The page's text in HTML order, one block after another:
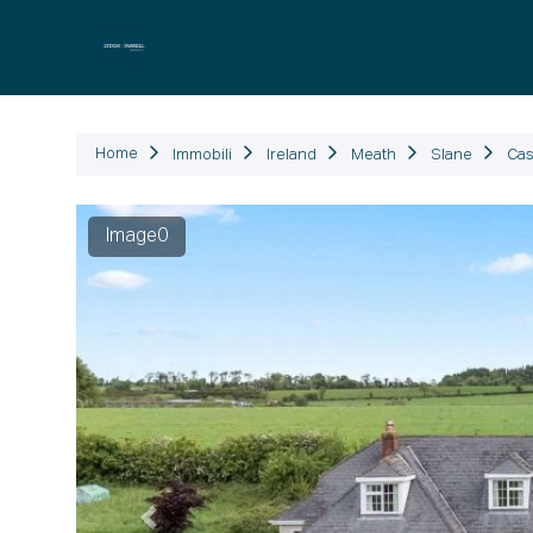
Home Immobili Ireland Meath Slane
Image0